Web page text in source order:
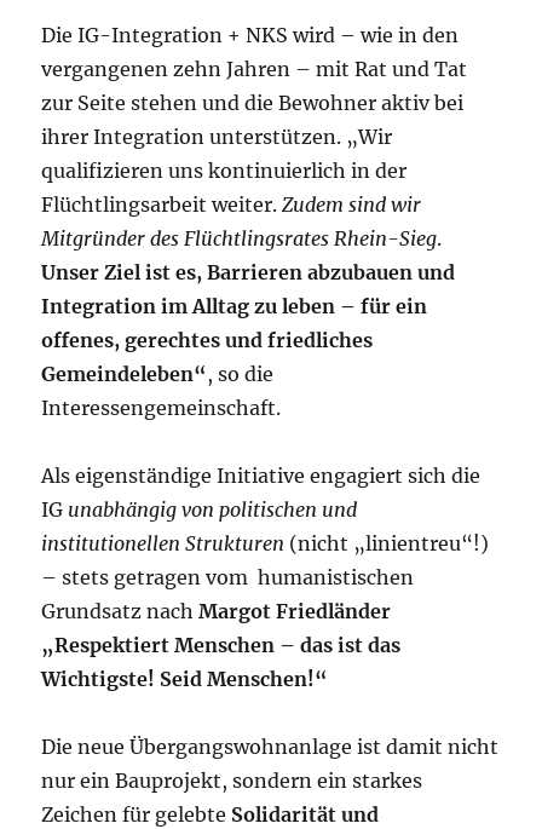
Die IG-Integration + NKS wird – wie in den
vergangenen zehn Jahren – mit Rat und Tat
zur Seite stehen und die Bewohner aktiv bei
ihrer Integration unterstützen. „Wir
qualifizieren uns kontinuierlich in der
Flüchtlingsarbeit weiter.Zudem sind wir
Mitgründer des Flüchtlingsrates Rhein-Sieg.
Unser Ziel ist es, Barrieren abzubauen und
Integration im Alltag zu leben – für ein
offenes, gerechtes und friedliches
Gemeindeleben“, so die
Interessengemeinschaft.
Als eigenständige Initiative engagiert sich die
IG unabhängig von politischen und
institutionellen Strukturen (nicht „linientreu“!)
– stets getragen vom humanistischen
Grundsatz nachMargot Friedländer
„Respektiert Menschen – das ist das
Wichtigste! Seid Menschen!“
Die neue Übergangswohnanlage ist damit nicht
nur ein Bauprojekt, sondern ein starkes
Zeichen für gelebte Solidarität und